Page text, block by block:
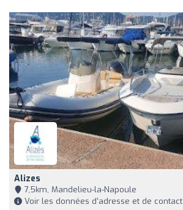
Alizes
7,5km, Mandelieu-la-Napoule
Voir les données d'adresse et de contact